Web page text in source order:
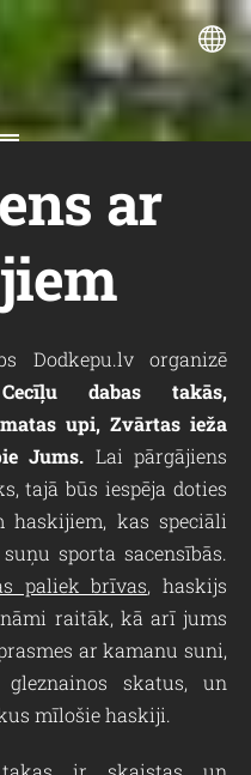
ar
Dodkepu.lv organizē
Cecīļu dabas takās,
upi, Zvārtas ieža
Jums. Lai pārgājiens
tajā būs iespēja doties
haskijiem, kas speciāli
sporta sacensībās.
paliek brīvas, haskijs
raitāk, kā arī jums
ar kamanu suni,
skatus, un
mīlošie haskiji.